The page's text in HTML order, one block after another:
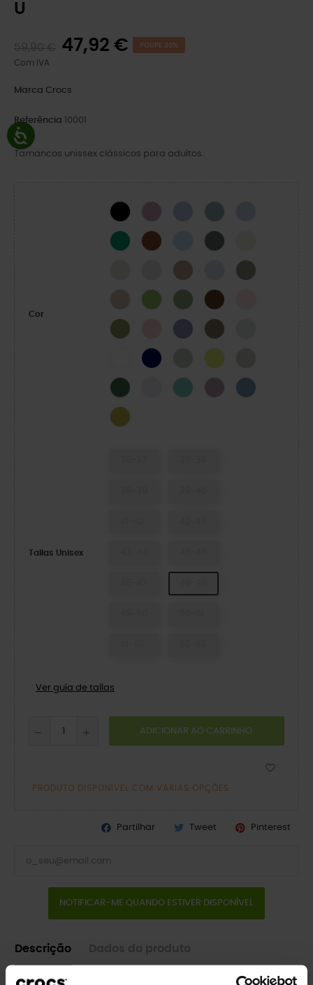
U
47,92 € POUPE 20%
Com IVA
Marca Crocs
Referência 10001
Tamancos unissex clássicos para adultos.
Cor
BLACK HydrangeaMystic Purple
Pond
Green IvyCognac Blue FrostCinza Ardósia
AtmosphereBandanaDreamscape
Elephant
Kiwi Moss-XCoffee
Exército Verde
Powder PinkBlue HazeTaupe
NAVY SHITAKEAcidity
Field GreenGrape IceRetro Dusty LilacAstro Blue
Meadow
Tallas Unisex
Ver guía de tallas
ADICIONAR AO CARRINHO
PRODUTO DISPONÍVEL COM VÁRIAS OPÇÕES
Partilhar Tweet Pinterest
NOTIFICAR-ME QUANDO ESTIVER DISPONÍVEL
Descrição